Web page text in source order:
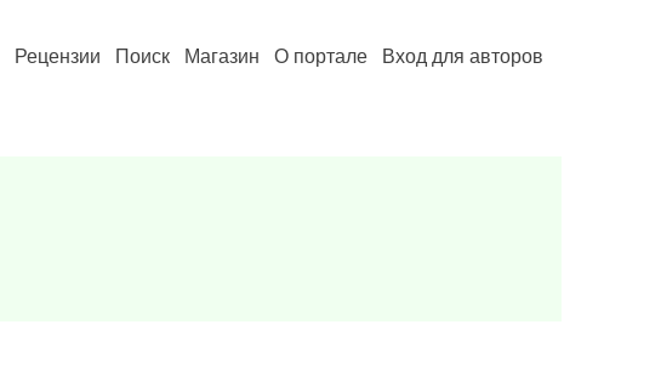
Рецензии Поиск Магазин О портале Вход для авторов